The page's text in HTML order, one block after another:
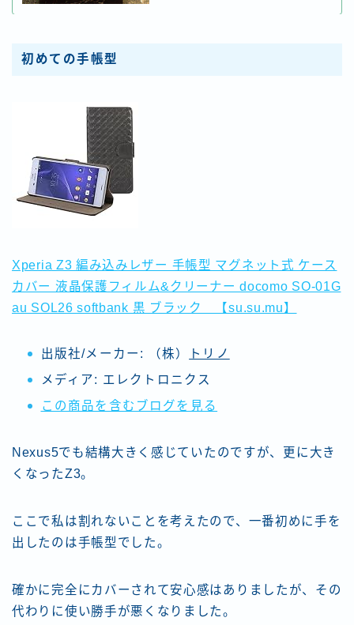
初めての手帳型
Xperia Z3 編み込みレザー 手帳型 マグネット式 ケース
カバー 液晶保護フィルム&クリーナー docomo SO-01G
au SOL26 softbank 黒 ブラック 【su.su.mu】
出版社/メーカー: （株）
トリノ
メディア: エレクトロニクス
この商品を含むブログを見る
Nexus5でも結構大きく感じていたのですが、更に大き
くなったZ3。
ここで私は割れないことを考えたので、一番初めに手を
出したのは手帳型でした。
確かに完全にカバーされて安心感はありましたが、その
代わりに使い勝手が悪くなりました。